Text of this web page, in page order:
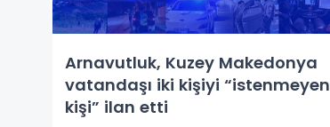
Arnavutluk, Kuzey Makedonya
vatandaşı iki kişiyi “istenmeyen
kişi” ilan etti